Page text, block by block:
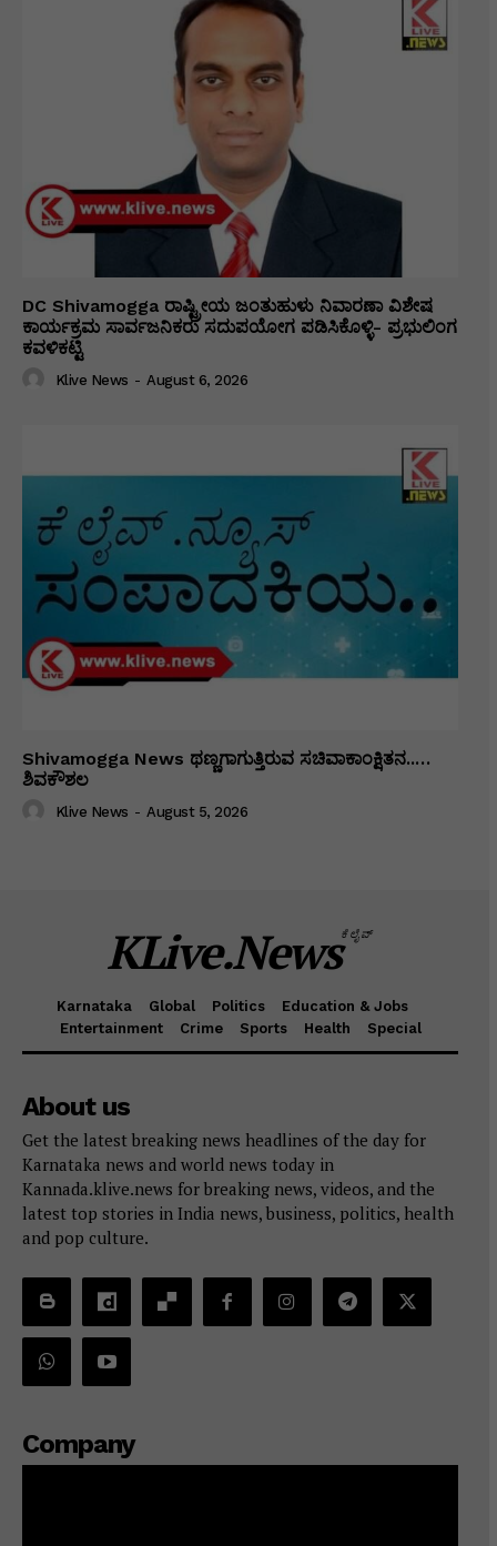
DC Shivamogga ರಾಷ್ಟ್ರೀಯ ಜಂತುಹುಳು ನಿವಾರಣಾ ವಿಶೇಷ
ಕಾರ್ಯಕ್ರಮ ಸಾರ್ವಜನಿಕರು ಸದುಪಯೋಗ ಪಡಿಸಿಕೊಳ್ಳಿ- ಪ್ರಭುಲಿಂಗ
ಕವಳಿಕಟ್ಟಿ
Klive News - August 6, 2026
Shivamogga News ಥಣ್ಣಗಾಗುತ್ತಿರುವ ಸಚಿವಾಕಾಂಕ್ಷಿತನ..…
ಶಿವಕೌಶಲ
Klive News - August 5, 2026
KLive.Newsಕೆಲೈವ್
Karnataka Global Politics
Education & Jobs
Entertainment
Crime Sports Health Special
About us
Get the latest breaking news headlines of the day for
Karnataka news and world news today in
Kannada.klive.news for breaking news, videos, and the
latest top stories in India news, business, politics, health
and pop culture.
Company